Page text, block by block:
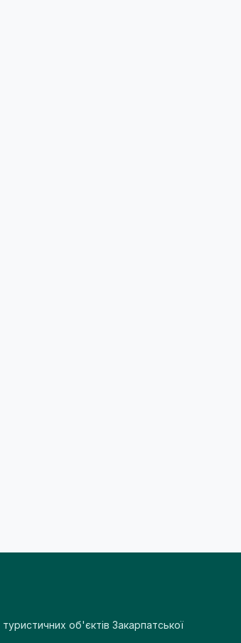
туристичних об'єктів Закарпатської